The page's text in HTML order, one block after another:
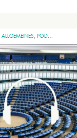
ALLGEMEINES, PODCAST